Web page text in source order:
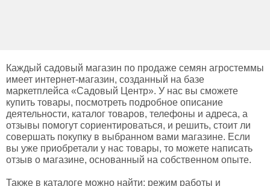
Каждый садовый магазин по продаже семян агростеммы
имеет интернет-магазин, созданный на базе
маркетплейса «Садовый Центр». У нас вы сможете
купить товары, посмотреть подробное описание
деятельности, каталог товаров, телефоны и адреса, а
отзывы помогут сориентироваться, и решить, стоит ли
совершать покупку в выбранном вами магазине. Если
вы уже приобретали у нас товары, то можете написать
отзыв о магазине, основанный на собственном опыте.
Также в каталоге можно найти: режим работы и